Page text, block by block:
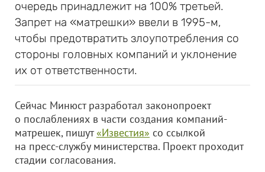
очередь принадлежит на 100% третьей.
Запрет на «матрешки» ввели в 1995-м,
чтобы предотвратить злоупотребления со
стороны головных компаний и уклонение
их от ответственности.
Сейчас Минюст разработал законопроект
о послаблениях в части создания компаний-
матрешек, пишут«Известия» со ссылкой
на пресс-службу министерства. Проект проходит
стадии согласования.